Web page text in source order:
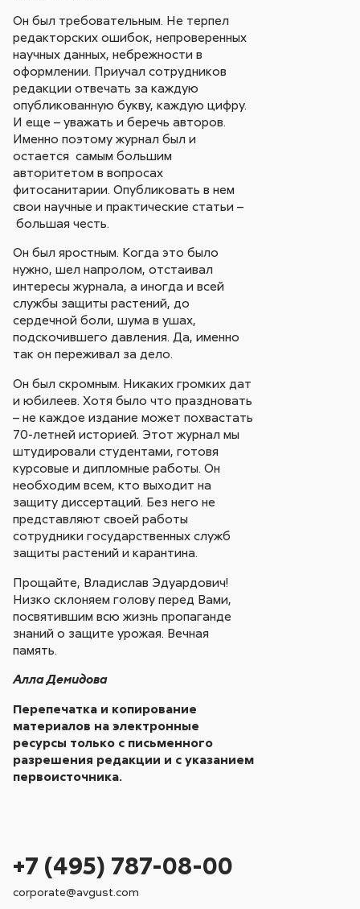
Он был требовательным. Не терпел
редакторских ошибок, непроверенных
научных данных, небрежности в
оформлении. Приучал сотрудников
редакции отвечать за каждую
опубликованную букву, каждую цифру.
И еще – уважать и беречь авторов.
Именно поэтому журнал был и
остается самым большим
авторитетом в вопросах
фитосанитарии. Опубликовать в нем
свои научные и практические статьи –
большая честь.
Он был яростным. Когда это было
нужно, шел напролом, отстаивал
интересы журнала, а иногда и всей
службы защиты растений, до
сердечной боли, шума в ушах,
подскочившего давления. Да, именно
так он переживал за дело.
Он был скромным. Никаких громких дат
и юбилеев. Хотя было что праздновать
– не каждое издание может похвастать
70-летней историей. Этот журнал мы
штудировали студентами, готовя
курсовые и дипломные работы. Он
необходим всем, кто выходит на
защиту диссертаций. Без него не
представляют своей работы
сотрудники государственных служб
защиты растений и карантина.
Прощайте, Владислав Эдуардович!
Низко склоняем голову перед Вами,
посвятившим всю жизнь пропаганде
знаний о защите урожая. Вечная
память.
Алла Демидова
Перепечатка и копирование
материалов на электронные
ресурсы только с письменного
разрешения редакции и с указанием
первоисточника.
+7 (495) 787-08-00
corporate@avgust.com